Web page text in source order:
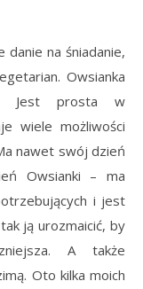
na śniadanie,
Owsianka
Jest prosta w
wiele możliwości
nawet swój dzień
Owsianki – ma
i jest
ją urozmaicić, by
A także
Oto kilka moich